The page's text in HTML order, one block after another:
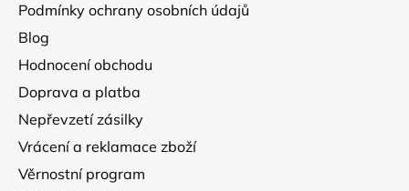
Podmínky ochrany osobních údajů
Blog
Hodnocení obchodu
Doprava a platba
Nepřevzetí zásilky
Vrácení a reklamace zboží
Věrnostní program